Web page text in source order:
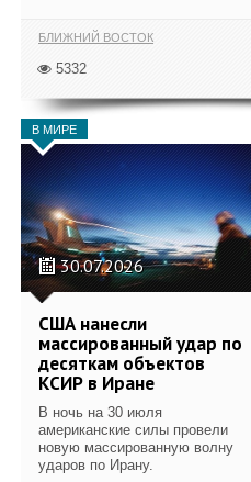
БЛИЖНИЙ ВОСТОК
5332
В МИРЕ
30.07.2026
США нанесли
массированный удар по
десяткам объектов
КСИР в Иране
В ночь на 30 июля
американские силы провели
новую массированную волну
ударов по Ирану.